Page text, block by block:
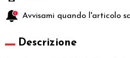
Avvisami quando l'articolo
Descrizione